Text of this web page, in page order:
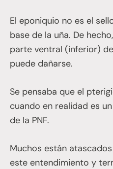
El eponiquio no es el
base de la uña. De
parte ventral (inferior)
puede dañarse.
Se pensaba que el
cuando en realidad es
de la PNF.
Muchos están
este entendimiento y